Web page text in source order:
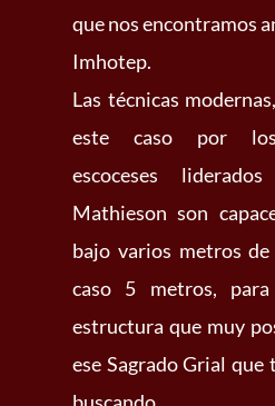
que nos encontramos
Imhotep.
Las técnicas
este caso por los
escoceses
Mathieson son
bajo varios metros
caso 5 metros,
estructura que muy
ese Sagrado Grial que